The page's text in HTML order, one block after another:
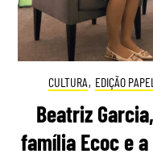
CULTURA, EDIÇÃO PAPEL
Beatriz
família Ecoc e